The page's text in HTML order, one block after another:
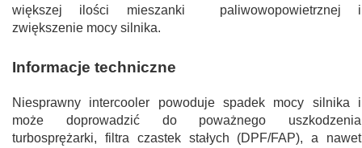
większej ilości mieszanki paliwowopowietrznej i
zwiększenie mocy silnika.
Informacje techniczne
Niesprawny intercooler powoduje spadek mocy silnika i
może doprowadzić do poważnego uszkodzenia
turbosprężarki, filtra czastek stałych (DPF/FAP), a nawet